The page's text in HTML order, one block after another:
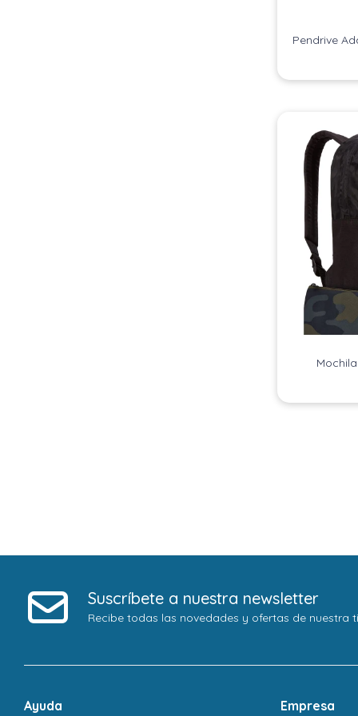
Pendrive
Suscríbete a nuestra newsletter
Recibe todas las novedades y ofertas de nuestra
Ayuda Empresa